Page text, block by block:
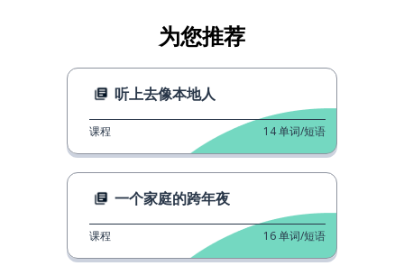
为您推荐
听上去像本地人
课程 14单词/短语
一个家庭的跨年夜
课程 16单词/短语